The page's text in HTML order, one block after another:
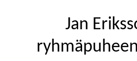
Jan